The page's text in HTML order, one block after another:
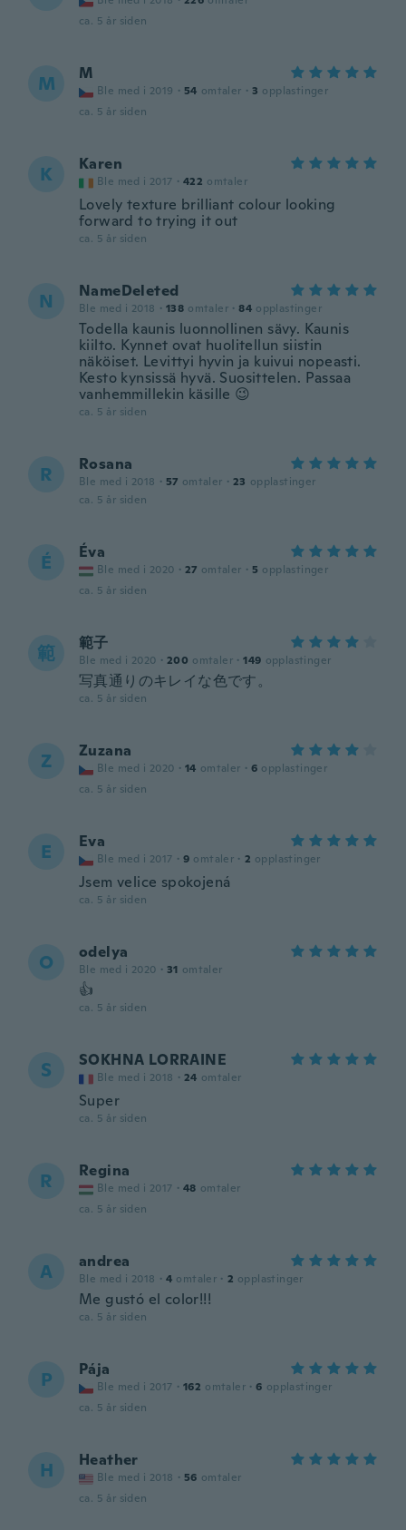
ca. 5 år siden
M M
Ble med i 2019 · 54 omtaler · 3 opplastinger
ca. 5 år siden
K Karen
Ble med i 2017 · 422 omtaler
Lovely texture brilliant colour looking
forward to trying it out
ca. 5 år siden
N NameDeleted
Ble med i 2018 · 138 omtaler · 84 opplastinger
Todella kaunis luonnollinen sävy. Kaunis
kiilto. Kynnet ovat huolitellun siistin
näköiset. Levittyi hyvin ja kuivui nopeasti.
Kesto kynsissä hyvä. Suosittelen. Passaa
vanhemmillekin käsille 😉
ca. 5 år siden
R Rosana
Ble med i 2018 · 57 omtaler · 23 opplastinger
ca. 5 år siden
É Éva
Ble med i 2020 · 27 omtaler · 5 opplastinger
ca. 5 år siden
範 範子
Ble med i 2020 · 200 omtaler · 149 opplastinger
写真通りのキレイな色です。
ca. 5 år siden
Z Zuzana
Ble med i 2020 · 14 omtaler · 6 opplastinger
ca. 5 år siden
E Eva
Ble med i 2017 · 9 omtaler · 2 opplastinger
Jsem velice spokojená
ca. 5 år siden
O odelya
Ble med i 2020 · 31 omtaler
👍
ca. 5 år siden
S SOKHNA LORRAINE
Ble med i 2018 · 24 omtaler
Super
ca. 5 år siden
R Regina
Ble med i 2017 · 48 omtaler
ca. 5 år siden
A andrea
Ble med i 2018 · 4 omtaler · 2 opplastinger
Me gustó el color!!!
ca. 5 år siden
P Pája
Ble med i 2017 · 162 omtaler · 6 opplastinger
ca. 5 år siden
H Heather
Ble med i 2018 · 56 omtaler
ca. 5 år siden